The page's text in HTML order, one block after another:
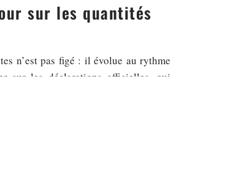
sur les quantités
n’est pas figé : il évolue au rythme
sur les déclarations officielles, qui